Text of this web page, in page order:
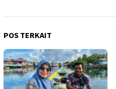
POS TERKAIT